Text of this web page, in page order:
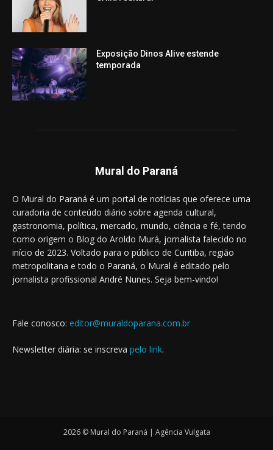
Exposição Dinos Alive estende
temporada
Mural do Paraná
O Mural do Paraná é um portal de notícias que oferece uma
curadoria de conteúdo diário sobre agenda cultural,
gastronomia, política, mercado, mundo, ciência e fé, tendo
como origem o Blog do Aroldo Murá, jornalista falecido no
início de 2023. Voltado para o público de Curitiba, região
metropolitana e todo o Paraná, o Mural é editado pelo
jornalista profissional André Nunes. Seja bem-vindo!
Fale conosco: editor@muraldoparana.com.br
Newsletter diária: se inscreva pelo link.
2026 © Mural do Paraná | Agência Vulgata